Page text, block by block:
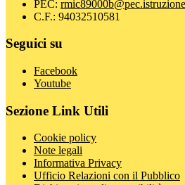
PEC:
C.F.: 94032510581
Seguici su
Facebook
Youtube
Sezione Link Utili
Cookie policy
Note legali
Informativa Privacy
Ufficio Relazioni con il Pubblico